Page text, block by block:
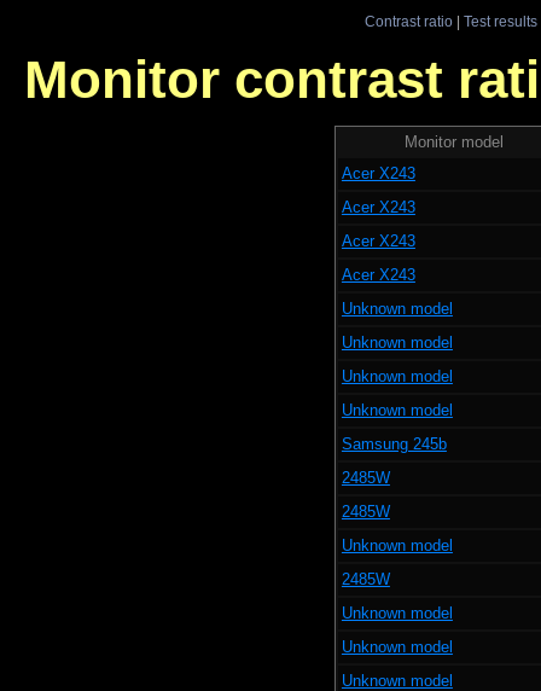
Contrast ratio| Test results
Monitor contrast
Monitor model
Acer X243
Acer X243
Acer X243
Acer X243
Unknown model
Unknown model
Unknown model
Unknown model
Samsung 245b
2485W
2485W
Unknown model
2485W
Unknown model
Unknown model
Unknown model